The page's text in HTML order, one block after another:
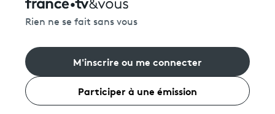
Rien ne se fait sans vous
M'inscrire ou me connecter
Participer à une émission